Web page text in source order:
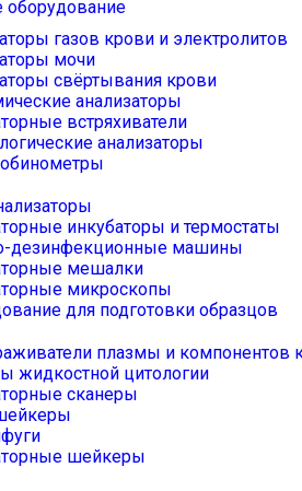
оборудование
газов крови и электролитов
мочи
свёртывания крови
анализаторы
встряхиватели
анализаторы
инкубаторы и термостаты
дезинфекционные машины
мешалки
микроскопы
для подготовки образцов
плазмы и компонентов
жидкостной цитологии
сканеры
шейкеры